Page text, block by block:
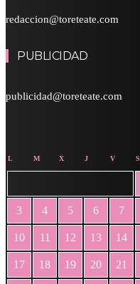
redaccion@toreteate.com
PUBLICIDAD
publicidad@toreteate.com
L M X J V S
3 4 5 6 7
10 11 12 13 14
17 18 19 20 21